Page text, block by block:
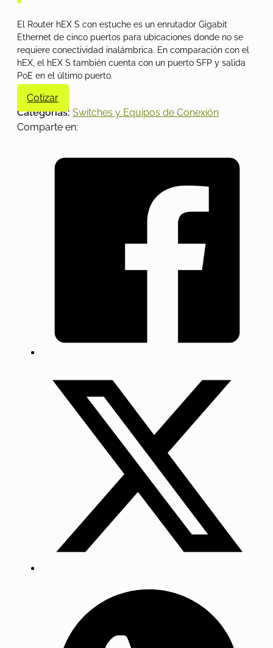
El Router hEX S con estuche es un enrutador Gigabit
Ethernet de cinco puertos para ubicaciones donde no se
requiere conectividad inalámbrica. En comparación con el
hEX, el hEX S también cuenta con un puerto SFP y salida
PoE en el último puerto.
Cotizar
Categorías: Switches y Equipos de Conexión
Comparte en: